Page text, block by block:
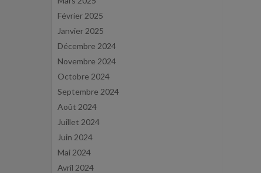
Février 2025
Janvier 2025
Décembre 2024
Novembre 2024
Octobre 2024
Septembre 2024
Août 2024
Juillet 2024
Juin 2024
Mai 2024
Avril 2024